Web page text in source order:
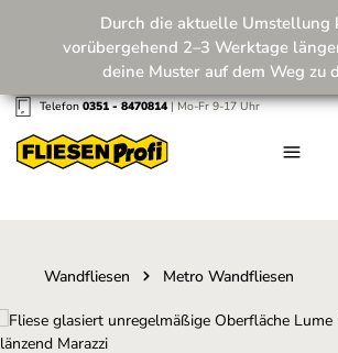
Zum Hauptinhalt springen
Zukunft! 💪
Durch die aktuelle Umstellung
vorübergehend 2–3 Werktage
deine Muster auf dem Weg zu
Telefon0351 - 8470814| Mo-Fr 9-17 Uhr
Wandfliesen Metro Wandfliesen
Bildergalerie überspringen